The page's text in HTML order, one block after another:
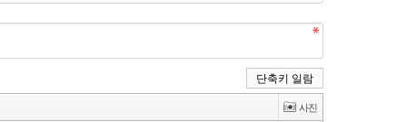
단축키 일람